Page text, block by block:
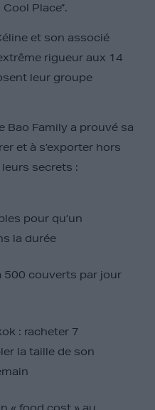
Place”.
et son associé
rigueur aux 14
leur groupe
Bao Family a prouvé sa
et à s’exporter hors
secrets :
pour qu’un
la durée
500 couverts par jour
: racheter 7
la taille de son